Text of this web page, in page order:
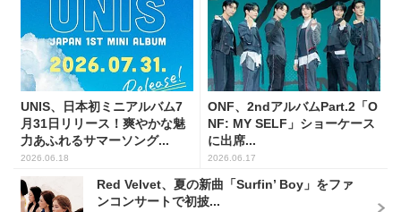
UNIS、日本初ミニアルバム7
月31日リリース！爽やかな魅
力あふれるサマーソング...
2026.06.18
ONF、2ndアルバムPart.2「O
NF: MY SELF」ショーケース
に出席...
2026.06.17
Red Velvet、夏の新曲「Surfin’ Boy」をファ
ンコンサートで初披...